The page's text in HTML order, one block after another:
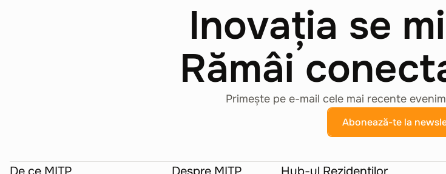
Inovația se
Rămâi
Primește pe e-mail cele mai recente
Abonează-te la